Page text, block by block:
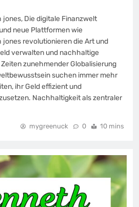
Die digitale Finanzwelt
neue Plattformen wie
revolutionieren die Art und
verwalten und nachhaltige
zunehmender Globalisierung
suchen immer mehr
ihr Geld effizient und
Nachhaltigkeit als zentraler
mygreenuck 0 10 mins